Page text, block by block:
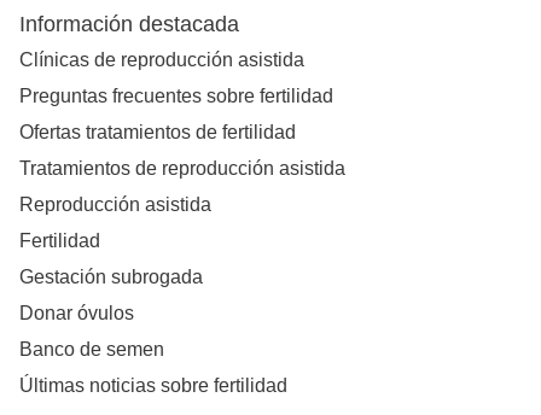
Información destacada
Clínicas de reproducción asistida
Preguntas frecuentes sobre fertilidad
Ofertas tratamientos de fertilidad
Tratamientos de reproducción asistida
Reproducción asistida
Fertilidad
Gestación subrogada
Donar óvulos
Banco de semen
Últimas noticias sobre fertilidad